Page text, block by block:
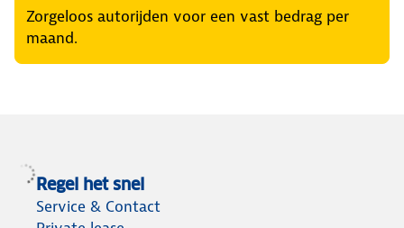
Zorgeloos autorijden voor een vast bedrag per
maand.
Regel het snel
Service & Contact